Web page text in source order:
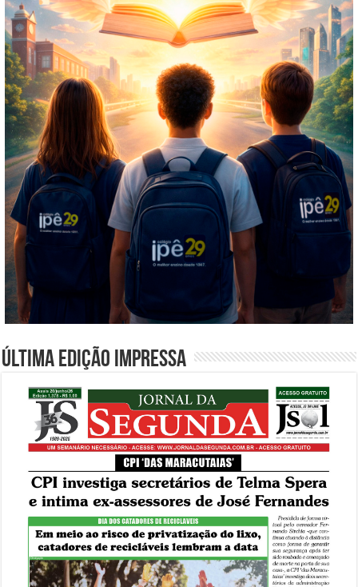
Última edição impressa